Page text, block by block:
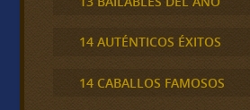
14 AUTÉNTICOS ÉXITOS
14 CABALLOS FAMOSOS